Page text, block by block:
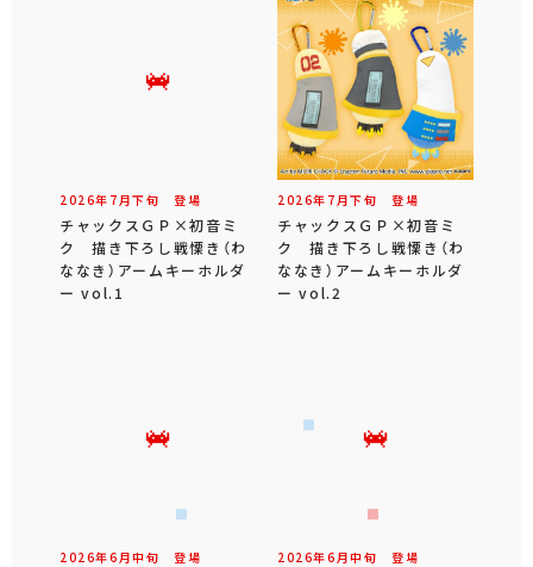
2026年 7 月下旬 登場
チャックスＧＰ×初音ミ
ク 描き下ろし戦慄き（わ
ななき）アームキーホルダ
ー vol.1
2026年 7 月下旬 登場
チャックスＧＰ×初音ミ
ク 描き下ろし戦慄き（わ
ななき）アームキーホルダ
ー vol.2
2026年6 月中旬 登場 2026年6 月中旬 登場